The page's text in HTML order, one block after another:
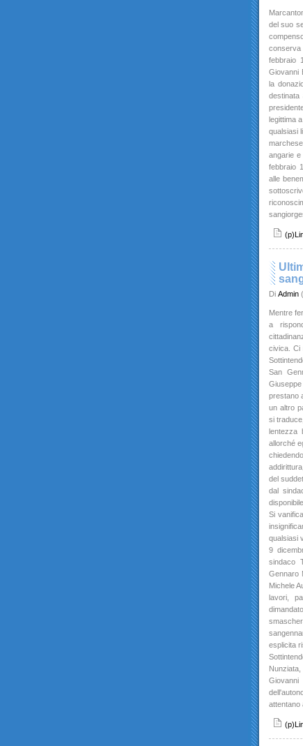
del suo
febbraio
Giovanni
la
destinata
legittima
qualsiasi
angarie
febbraio
alle
Di Admin
Mentre
a
civica. Ci
San
prestano
un altro
si
lentezza
allorché
del
dal
Si
qualsiasi
9
sindaco
Gennaro
Michele
lavori,
esplicita
attentano